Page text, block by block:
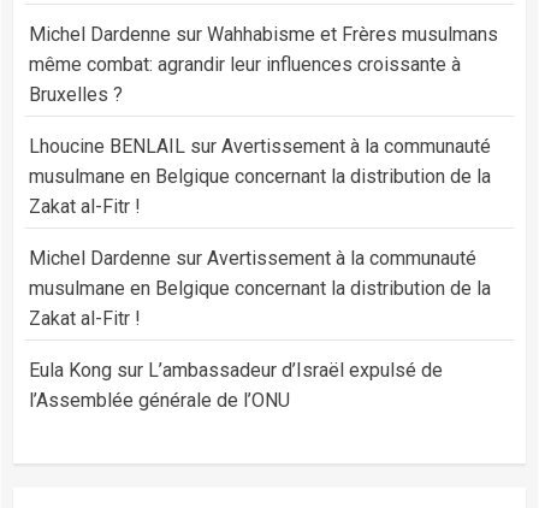
Michel Dardenne sur Wahhabisme et Frères musulmans
même combat: agrandir leur influences croissante à
Bruxelles ?
Lhoucine BENLAIL sur Avertissement à la communauté
musulmane en Belgique concernant la distribution de la
Zakat al-Fitr !
Michel Dardenne sur Avertissement à la communauté
musulmane en Belgique concernant la distribution de la
Zakat al-Fitr !
Eula Kong sur L’ambassadeur d’Israël expulsé de
l’Assemblée générale de l’ONU